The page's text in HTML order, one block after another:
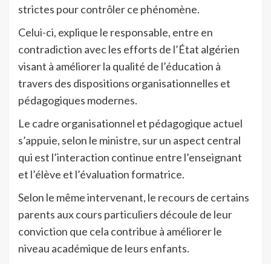
strictes pour contrôler ce phénomène.
Celui-ci, explique le responsable, entre en
contradiction avec les efforts de l’État algérien
visant à améliorer la qualité de l’éducation à
travers des dispositions organisationnelles et
pédagogiques modernes.
Le cadre organisationnel et pédagogique actuel
s’appuie, selon le ministre, sur un aspect central
qui est l’interaction continue entre l’enseignant
et l’élève et l’évaluation formatrice.
Selon le même intervenant, le recours de certains
parents aux cours particuliers découle de leur
conviction que cela contribue à améliorer le
niveau académique de leurs enfants.